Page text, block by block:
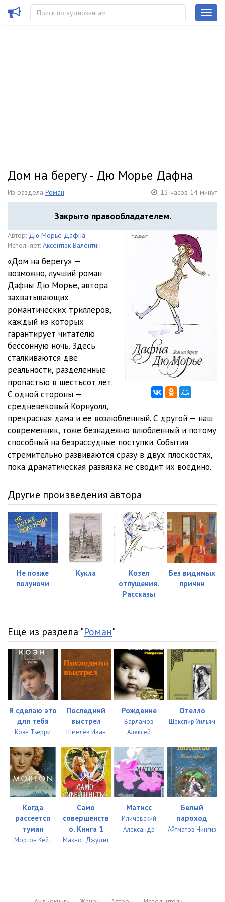
Дом на берегу - Дю Морье Дафна
Из раздела Роман 13 часов 14 минут
Закрыто правообладателем.
Автор: Дю Морье Дафна
Исполняет: Аксентюк Валентин
«Дом на берегу» —
возможно, лучший роман
Дафны Дю Морье, автора
захватывающих
романтических триллеров,
каждый из которых
гарантирует читателю
бессонную ночь. Здесь
сталкиваются две
реальности, разделенные
пропастью в шестьсот лет.
С одной стороны —
средневековый Корнуолл,
прекрасная дама и ее возлюбленный. С другой — наш
современник, тоже безнадежно влюбленный и потому
способный на безрассудные поступки. События
стремительно развиваются сразу в двух плоскостях,
пока драматическая развязка не сводит их воедино.
Другие произведения автора
Не позже
полуночи
Кукла
Козел
отпущения.
Рассказы
Без видимых
причин
Еще из раздела "Роман"
Я сделаю это
для тебя
Коэн Тьерри
Последний
выстрел
Шмелёв Иван
Рождение
Варламов
Алексей
Отелло
Шекспир Уильям
Когда
рассеется
туман
Мортон Кейт
Само
совершенств
о. Книга 1
Макнот Джудит
Матисс
Иличевский
Александр
Белый
пароход
Айтматов Чингиз